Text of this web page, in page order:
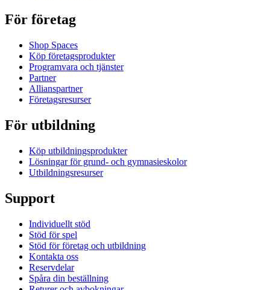
För företag
Shop Spaces
Köp företagsprodukter
Programvara och tjänster
Partner
Allianspartner
Företagsresurser
För utbildning
Köp utbildningsprodukter
Lösningar för grund- och gymnasieskolor
Utbildningsresurser
Support
Individuellt stöd
Stöd för spel
Stöd för företag och utbildning
Kontakta oss
Reservdelar
Spåra din beställning